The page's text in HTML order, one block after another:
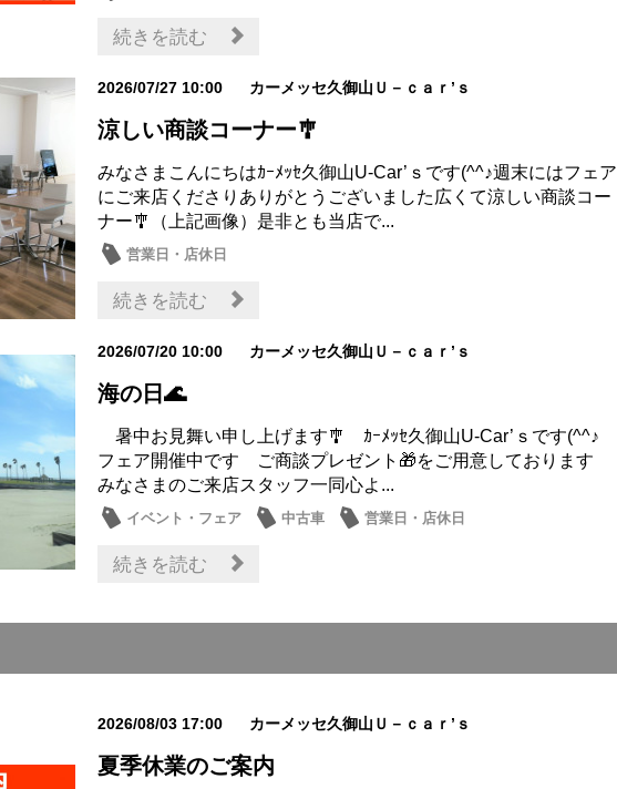
続きを読む
2026/07/27 10:00 カーメッセ久御山Ｕ－ｃａｒ’ｓ
涼しい商談コーナー🎐
みなさまこんにちはｶｰﾒｯｾ久御山U-Car’ｓです(^^♪週末にはフェア
にご来店くださりありがとうございました広くて涼しい商談コー
ナー🎐（上記画像）是非とも当店で...
営業日・店休日
続きを読む
2026/07/20 10:00 カーメッセ久御山Ｕ－ｃａｒ’ｓ
海の日🌊
暑中お見舞い申し上げます🎐 ｶｰﾒｯｾ久御山U-Car’ｓです(^^♪
フェア開催中です ご商談プレゼント🎁をご用意しております
みなさまのご来店スタッフ一同心よ...
イベント・フェア 中古車 営業日・店休日
続きを読む
2026/08/03 17:00 カーメッセ久御山Ｕ－ｃａｒ’ｓ
夏季休業のご案内